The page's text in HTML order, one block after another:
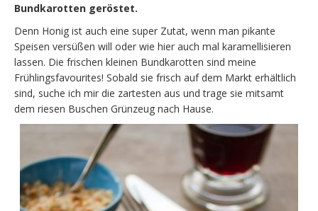
Bundkarotten geröstet.
Denn Honig ist auch eine super Zutat, wenn man pikante
Speisen versüßen will oder wie hier auch mal karamellisieren
lassen. Die frischen kleinen Bundkarotten sind meine
Frühlingsfavourites! Sobald sie frisch auf dem Markt erhältlich
sind, suche ich mir die zartesten aus und trage sie mitsamt
dem riesen Buschen Grünzeug nach Hause.